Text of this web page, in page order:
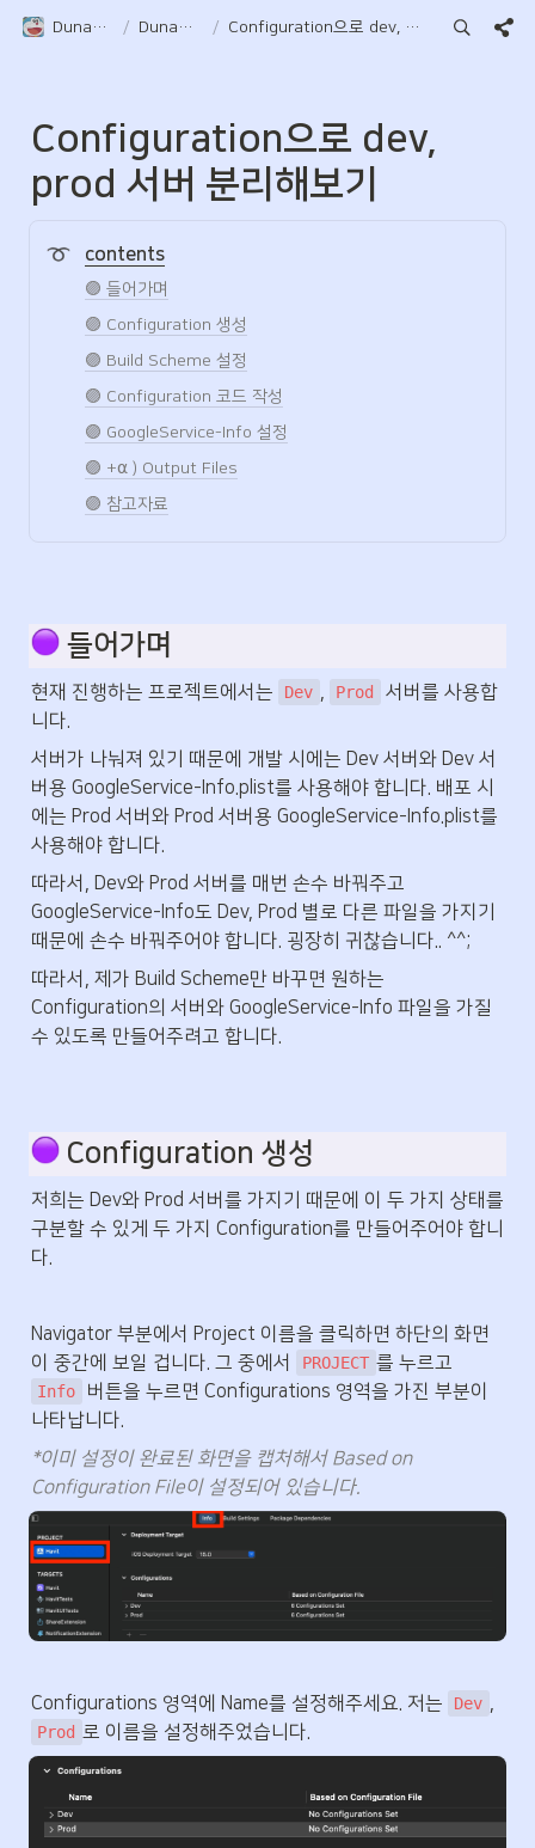
Duna-Pocket / DunaPocket / Configuration으로 dev, prod 서버 분리해보기
Configuration으로 dev,
prod 서버 분리해보기
contents
🟣 들어가며
🟣 Configuration 생성
🟣 Build Scheme 설정
🟣 Configuration 코드 작성
🟣 GoogleService-Info 설정
🟣 +⍺ ) Output Files
🟣 참고자료
들어가며
현재 진행하는 프로젝트에서는 Dev , Prod
서버를 사용합
니다.
서버가 나눠져 있기 때문에 개발 시에는 Dev 서버와 Dev 서
버용 GoogleService-Info.plist를 사용해야 합니다. 배포 시
에는 Prod 서버와 Prod 서버용 GoogleService-Info.plist를
사용해야 합니다.
따라서, Dev와 Prod 서버를 매번 손수 바꿔주고
GoogleService-Info도 Dev, Prod 별로 다른 파일을 가지기
때문에 손수 바꿔주어야 합니다. 굉장히 귀찮습니다.. ^^;
따라서, 제가 Build Scheme만 바꾸면 원하는
Configuration의 서버와 GoogleService-Info 파일을 가질
수 있도록 만들어주려고 합니다.
Configuration 생성
저희는 Dev와 Prod 서버를 가지기 때문에 이 두 가지 상태를
구분할 수 있게 두 가지 Configuration를 만들어주어야 합니
다.
Navigator 부분에서 Project 이름을 클릭하면 하단의 화면
이 중간에 보일 겁니다. 그 중에서
PROJECT
Info
버튼을 누르면 Configurations 영역을 가진 부분이
나타납니다.
*이미 설정이 완료된 화면을 캡처해서 Based on
Configuration File이 설정되어 있습니다.
Configurations 영역에 Name를 설정해주세요. 저는 Dev
Prod 로 이름을 설정해주었습니다.